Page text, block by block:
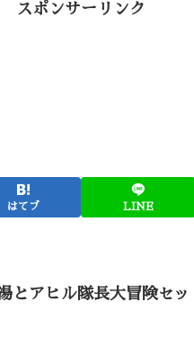
スポンサーリンク
はてブ LINE
とアヒル隊長大冒険セ